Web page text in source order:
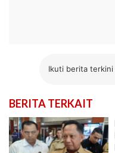
Ikuti berita terkini
BERITA TERKAIT